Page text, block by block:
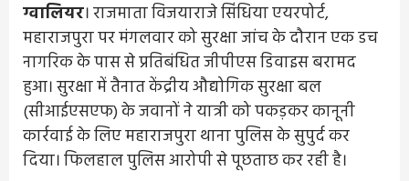
ग्वालियर। राजमाता विजयाराजे सिंधिया एयरपोर्ट,
महाराजपुरा पर मंगलवार को सुरक्षा जांच के दौरान एक डच
नागरिक के पास से प्रतिबंधित जीपीएस डिवाइस बरामद
हुआ। सुरक्षा में तैनात केंद्रीय औद्योगिक सुरक्षा बल
(सीआईएसएफ) के जवानों ने यात्री को पकड़कर कानूनी
कार्रवाई के लिए महाराजपुरा थाना पुलिस के सुपुर्द कर
दिया। फिलहाल पुलिस आरोपी से पूछताछ कर रही है।